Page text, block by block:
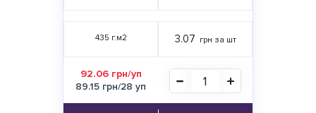
435 г.м2 3.07 грн за шт
92.06 грн/уп
89.15 грн/28 уп